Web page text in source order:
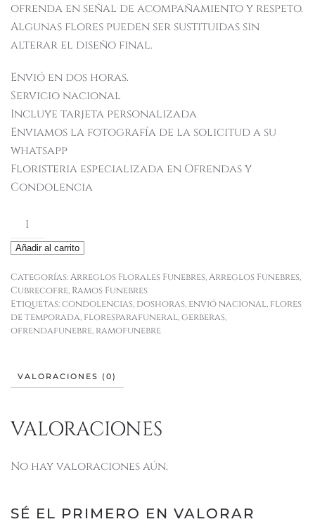
ofrenda en señal de acompañamiento y respeto.
Algunas flores pueden ser sustituidas sin
alterar el diseño final.
Envió en dos horas.
Servicio nacional
Incluye tarjeta personalizada
Enviamos la fotografía de la solicitud a su
whatsapp
Floristeria especializada en Ofrendas y
Condolencia
Jair
cantidad
Añadir al carrito
Categorías:Arreglos Florales Funebres,Arreglos Funebres,
Cubrecofre, Ramos Funebres
Etiquetas:condolencias, doshoras, envió nacional, flores
de temporada, floresparafuneral,gerberas,
ofrendafunebre, ramofunebre
VALORACIONES (0)
VALORACIONES
No hay valoraciones aún.
SÉ EL PRIMERO EN VALORAR